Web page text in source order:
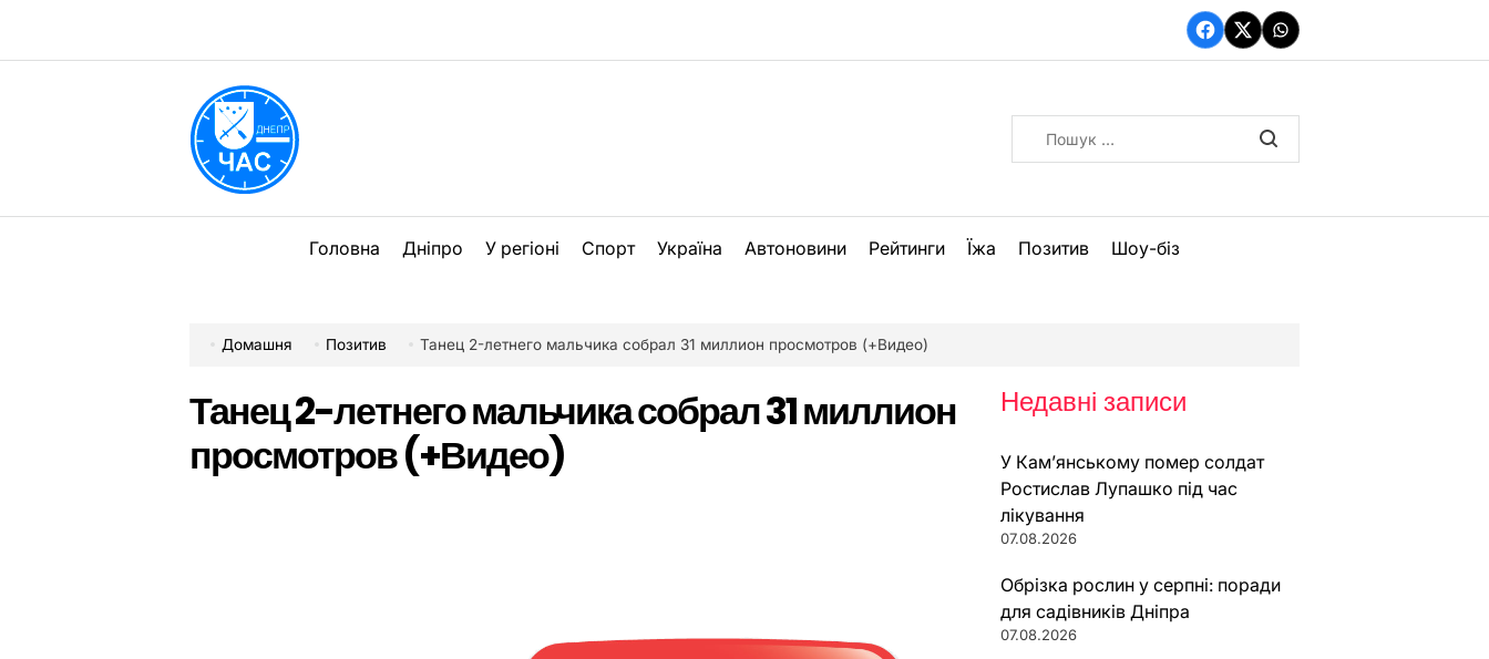
вмісту
Facebook
TwitterWhatsApp
Головна Дніпро У регіоні Спорт Україна Автоновини Рейтинги Їжа Позитив Шоу-біз
Домашня Позитив Танец 2-летнего мальчика собрал 31 миллион просмотров (+Видео)
Танец 2-летнего мальчика собрал 31 миллион
просмотров (+Видео)
Недавні записи
У Кам’янському помер солдат
Ростислав Лупашко під час
лікування
07.08.2026
Обрізка рослин у серпні: поради
для садівників Дніпра
07.08.2026